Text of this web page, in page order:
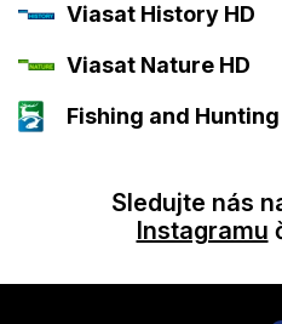
Viasat History HD
Viasat Nature HD
Fishing and Hunting
Sledujte nás
Instagramu